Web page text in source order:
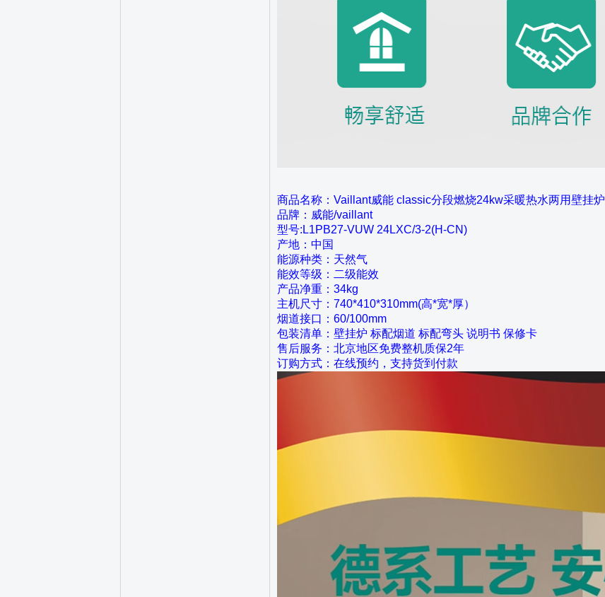
商品名称：Vaillant威能 classic分段燃烧24kw采暖热水两用壁挂炉
品牌：威能/vaillant
型号:L1PB27-VUW 24LXC/3-2(H-CN)
产地：中国
能源种类：天然气
能效等级：二级能效
产品净重：34kg
主机尺寸：740*410*310mm(高*宽*厚）
烟道接口：60/100mm
包装清单：壁挂炉 标配烟道 标配弯头 说明书 保修卡
售后服务：北京地区免费整机质保2年
订购方式：在线预约，支持货到付款